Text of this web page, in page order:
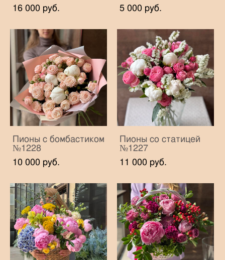
16 000 pуб.
5 000 pуб.
Пионы с бомбастиком
№1228
10 000 pуб.
Пионы со статицей
№1227
11 000 pуб.